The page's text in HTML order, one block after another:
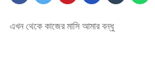
এখন থেকে কাজের মাসি আমার বন্ধু